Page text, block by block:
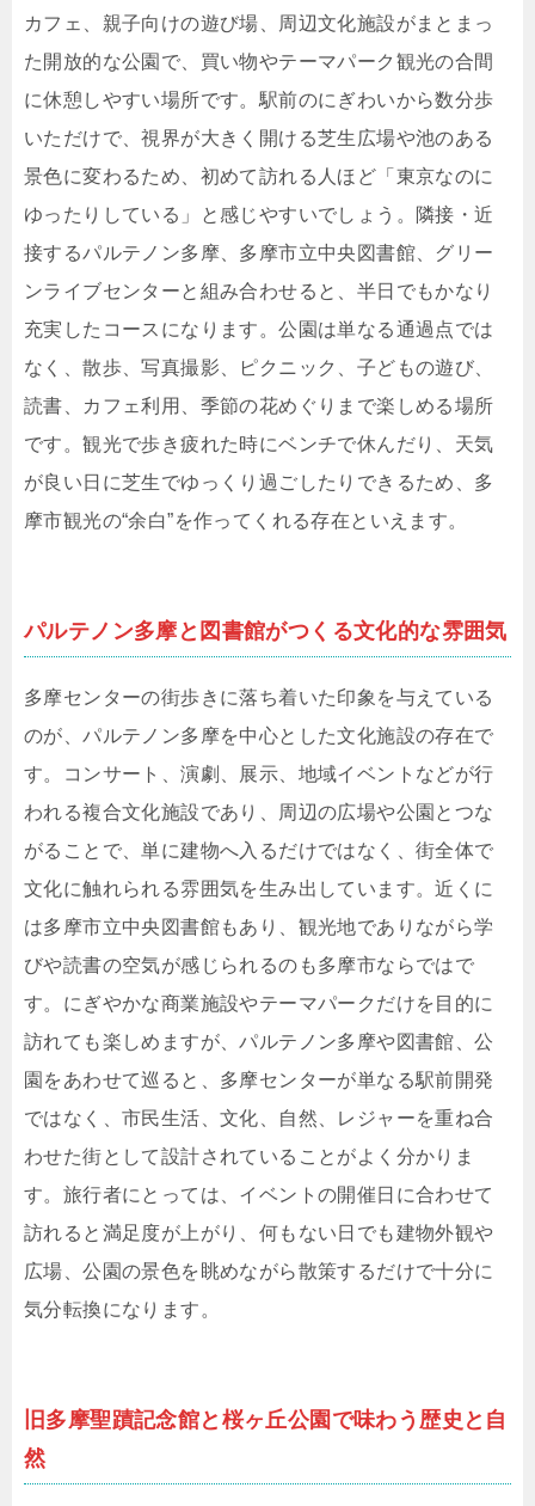
カフェ、親子向けの遊び場、周辺文化施設がまとまっ
た開放的な公園で、買い物やテーマパーク観光の合間
に休憩しやすい場所です。駅前のにぎわいから数分歩
いただけで、視界が大きく開ける芝生広場や池のある
景色に変わるため、初めて訪れる人ほど「東京なのに
ゆったりしている」と感じやすいでしょう。隣接・近
接するパルテノン多摩、多摩市立中央図書館、グリー
ンライブセンターと組み合わせると、半日でもかなり
充実したコースになります。公園は単なる通過点では
なく、散歩、写真撮影、ピクニック、子どもの遊び、
読書、カフェ利用、季節の花めぐりまで楽しめる場所
です。観光で歩き疲れた時にベンチで休んだり、天気
が良い日に芝生でゆっくり過ごしたりできるため、多
摩市観光の“余白”を作ってくれる存在といえます。
パルテノン多摩と図書館がつくる文化的な雰囲気
多摩センターの街歩きに落ち着いた印象を与えている
のが、パルテノン多摩を中心とした文化施設の存在で
す。コンサート、演劇、展示、地域イベントなどが行
われる複合文化施設であり、周辺の広場や公園とつな
がることで、単に建物へ入るだけではなく、街全体で
文化に触れられる雰囲気を生み出しています。近くに
は多摩市立中央図書館もあり、観光地でありながら学
びや読書の空気が感じられるのも多摩市ならではで
す。にぎやかな商業施設やテーマパークだけを目的に
訪れても楽しめますが、パルテノン多摩や図書館、公
園をあわせて巡ると、多摩センターが単なる駅前開発
ではなく、市民生活、文化、自然、レジャーを重ね合
わせた街として設計されていることがよく分かりま
す。旅行者にとっては、イベントの開催日に合わせて
訪れると満足度が上がり、何もない日でも建物外観や
広場、公園の景色を眺めながら散策するだけで十分に
気分転換になります。
旧多摩聖蹟記念館と桜ヶ丘公園で味わう歴史と自
然